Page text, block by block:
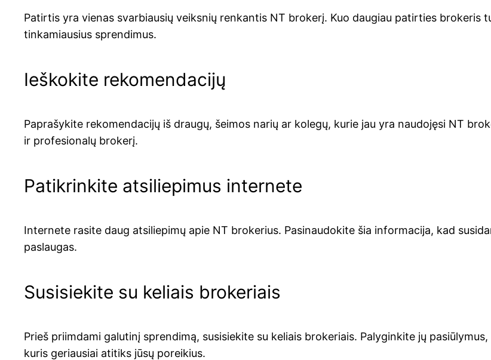
Patirtis yra vienas svarbiausių veiksnių renkantis NT brokerį. Kuo daugiau patirties brokeris
tinkamiausius sprendimus.
Ieškokite rekomendacijų
Paprašykite rekomendacijų iš draugų, šeimos narių ar kolegų, kurie jau yra naudojęsi NT
ir profesionalų brokerį.
Patikrinkite atsiliepimus internete
Internete rasite daug atsiliepimų apie NT brokerius. Pasinaudokite šia informacija, kad
paslaugas.
Susisiekite su keliais brokeriais
Prieš priimdami galutinį sprendimą, susisiekite su keliais brokeriais. Palyginkite jų
kuris geriausiai atitiks jūsų poreikius.